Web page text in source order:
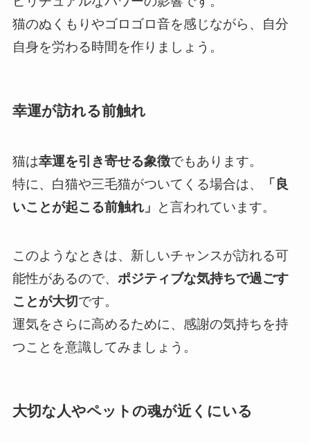
猫のぬくもりやゴロゴロ音を感じながら、自分
自身を労わる時間を作りましょう。
幸運が訪れる前触れ
猫は幸運を引き寄せる象徴でもあります。
特に、白猫や三毛猫がついてくる場合は、
「良
いことが起こる前触れ」
と言われています。
このようなときは、新しいチャンスが訪れる可
能性があるので、 ポジティブな気持ちで過ごす
ことが大切です。
運気をさらに高めるために、感謝の気持ちを持
つことを意識してみましょう。
大切な人やペットの魂が近くにいる